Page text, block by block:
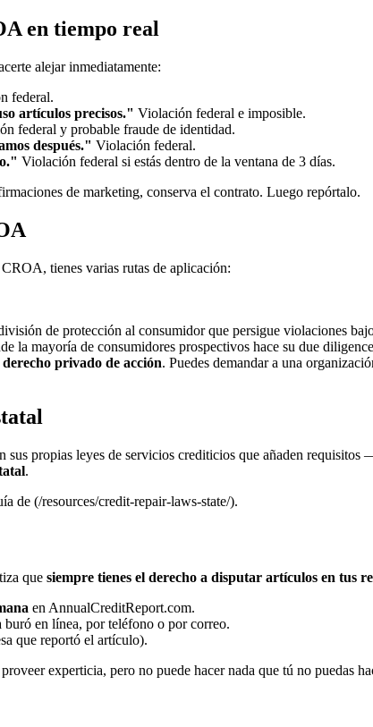
en tiempo real
alejar inmediatamente:
federal.
artículos precisos." Violación federal e imposible.
federal y probable fraude de identidad.
después." Violación federal.
Violación federal si estás dentro de la ventana de 3 días.
de marketing, conserva el contrato. Luego repórtalo.
tienes varias rutas de aplicación:
de protección al consumidor que persigue violaciones
la mayoría de consumidores prospectivos hace su due
derecho privado de acción. Puedes demandar a una
sus propias leyes de servicios crediticios que añaden
.
de (/resources/credit-repair-laws-state/).
que siempre tienes el derecho a disputar artículos en tus
en AnnualCreditReport.com.
buró en línea, por teléfono o por correo.
que reportó el artículo).
experticia, pero no puede hacer nada que tú no puedas